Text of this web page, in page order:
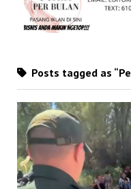
Posts tagged as